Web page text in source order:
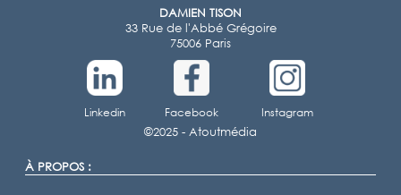
DAMIEN TISON
33 Rue de l'Abbé Grégoire
75006 Paris
Linkedin Facebook
Instagram
©2025 - Atoutmédia
À PROPOS :